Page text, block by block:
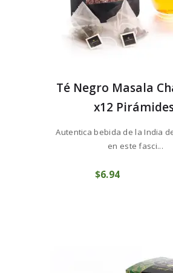
Té Negro Masala
x12
Autentica bebida de la India
en este fasci...
$6 94